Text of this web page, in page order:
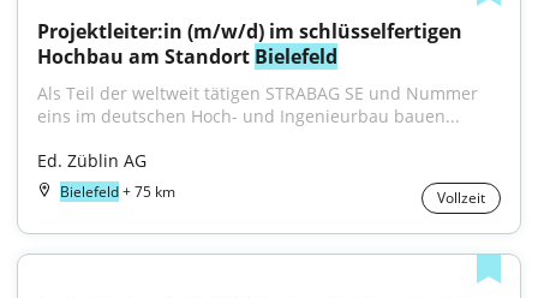
Projektleiter:in (m/w/d) im schlüsselfertigen
Hochbau am Standort Bielefeld
Als Teil der weltweit tätigen STRABAG SE und Nummer
eins im deutschen Hoch- und Ingenieurbau bauen...
Ed. Züblin AG
Bielefeld+ 75 km Vollzeit